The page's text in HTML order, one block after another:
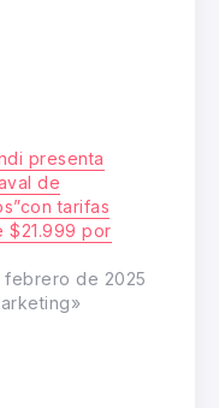
presenta
de
tarifas
$21.999 por
febrero de 2025